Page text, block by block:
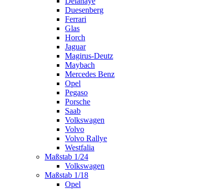
Duesenberg
Ferrari
Glas
Horch
Jaguar
Magirus-Deutz
Maybach
Mercedes Benz
Opel
Pegaso
Porsche
Saab
Volkswagen
Volvo
Volvo Rallye
Westfalia
Maßstab 1/24
Volkswagen
Maßstab 1/18
Opel